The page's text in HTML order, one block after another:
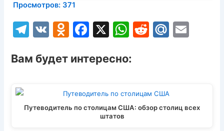
Просмотров: 371
T
e
m
V
O
n
kl
a
F
c
b
o
X
W
at
A
p
R
t
M
u
Вам будет интересно:
Путеводитель по столицам США: обзор столиц всех
штатов